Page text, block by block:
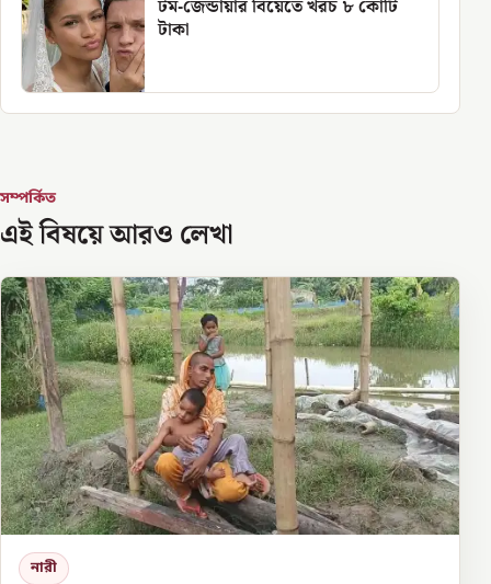
টম-জেন্ডায়ার বিয়েতে খরচ ৮ কোটি
টাকা
সম্পর্কিত
এই বিষয়ে আরও লেখা
নারী